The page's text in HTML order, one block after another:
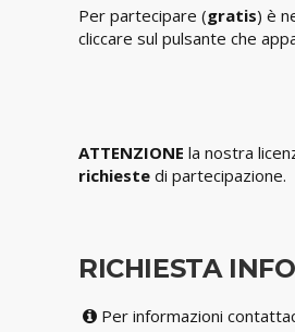
Per partecipare (gratis) è
cliccare sul pulsante che
ATTENZIONE la nostra
richieste di partecipazione.
RICHIESTA INFO
Per informazioni